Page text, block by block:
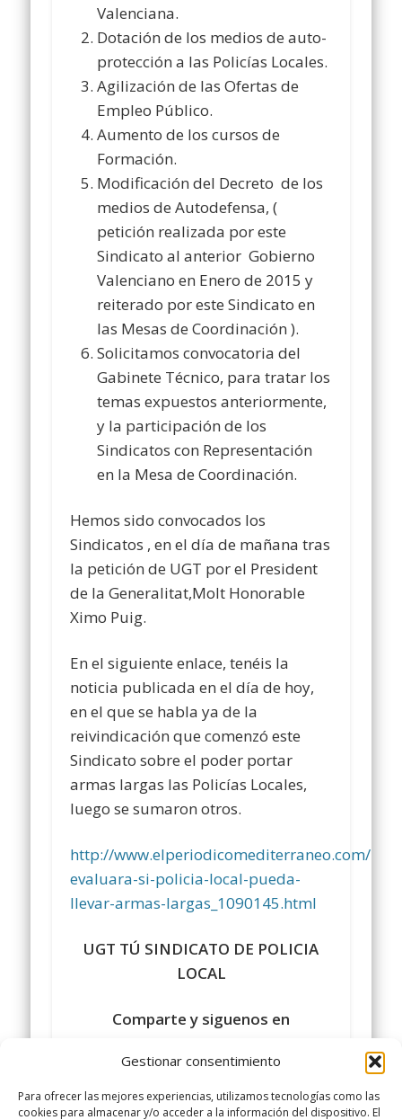
Gestionar consentimiento
Para ofrecer las mejores experiencias, utilizamos tecnologías como las
cookies para almacenar y/o acceder a la información del dispositivo. El
Valenciana.
Dotación de los medios de auto-
protección a las Policías Locales.
Agilización de las Ofertas de
Empleo Público.
Aumento de los cursos de
Formación.
Modificación del Decreto de los
medios de Autodefensa, (
petición realizada por este
Sindicato al anterior Gobierno
Valenciano en Enero de 2015 y
reiterado por este Sindicato en
las Mesas de Coordinación ).
Solicitamos convocatoria del
Gabinete Técnico, para tratar los
temas expuestos anteriormente,
y la participación de los
Sindicatos con Representación
en la Mesa de Coordinación.
Hemos sido convocados los
Sindicatos , en el día de mañana tras
la petición de UGT por el President
de la Generalitat,Molt Honorable
Ximo Puig.
En el siguiente enlace, tenéis la
noticia publicada en el día de hoy,
en el que se habla ya de la
reivindicación que comenzó este
Sindicato sobre el poder portar
armas largas las Policías Locales,
luego se sumaron otros.
http://www.elperiodicomediterraneo.com/
evaluara-si-policia-local-pueda-
llevar-armas-largas_1090145.html
UGT TÚ SINDICATO DE POLICIA
LOCAL
Comparte y siguenos en
https://www.facebook.com/policialocalugt/
#sindicatopolicialocalugt#UGT
+Sindicato Policía Local UGT